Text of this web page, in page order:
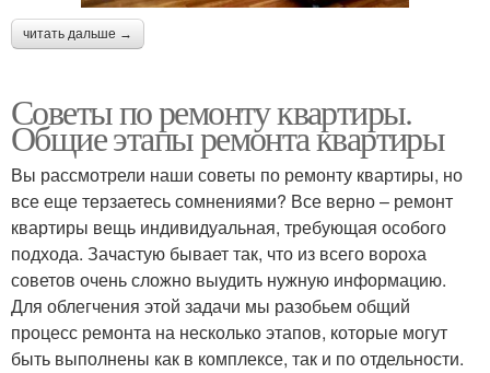
читать дальше →
Советы по ремонту квартиры.
Общие этапы ремонта квартиры
Вы рассмотрели наши советы по ремонту квартиры, но
все еще терзаетесь сомнениями? Все верно – ремонт
квартиры вещь индивидуальная, требующая особого
подхода. Зачастую бывает так, что из всего вороха
советов очень сложно выудить нужную информацию.
Для облегчения этой задачи мы разобьем общий
процесс ремонта на несколько этапов, которые могут
быть выполнены как в комплексе, так и по отдельности.